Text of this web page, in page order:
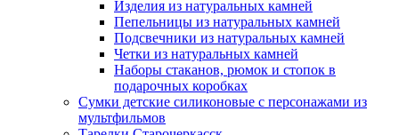
Изделия из натуральных камней
Пепельницы из натуральных камней
Подсвечники из натуральных камней
Четки из натуральных камней
Наборы стаканов, рюмок и стопок в
подарочных коробках
Сумки детские силиконовые с персонажами из
мультфильмов